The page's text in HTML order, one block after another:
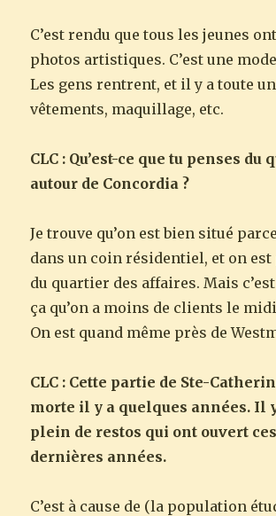
C’est rendu que tous les jeunes
photos artistiques. C’est une
Les gens rentrent, et il y a toute
vêtements, maquillage, etc.
CLC : Qu’est-ce que tu penses
autour de Concordia ?
Je trouve qu’on est bien situé
dans un coin résidentiel, et on
du quartier des affaires. Mais c’est
ça qu’on a moins de clients le
On est quand même près de
CLC : Cette partie de Ste-
morte il y a quelques années. Il
plein de restos qui ont ouvert ces
dernières années.
C’est à cause de (la population